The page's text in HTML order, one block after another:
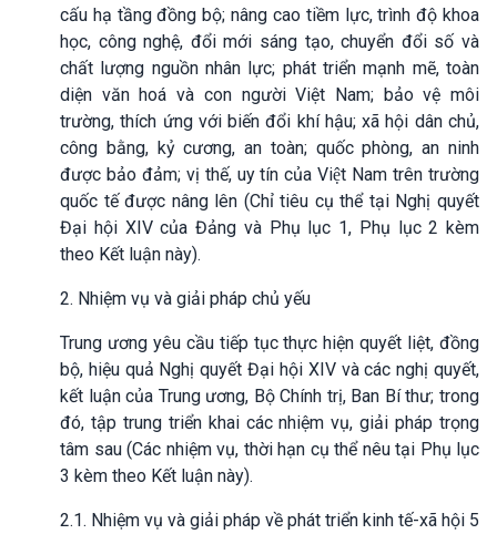
cấu hạ tầng đồng bộ; nâng cao tiềm lực, trình độ khoa
học, công nghệ, đổi mới sáng tạo, chuyển đổi số và
chất lượng nguồn nhân lực; phát triển mạnh mẽ, toàn
diện văn hoá và con người Việt Nam; bảo vệ môi
trường, thích ứng với biến đổi khí hậu; xã hội dân chủ,
công bằng, kỷ cương, an toàn; quốc phòng, an ninh
được bảo đảm; vị thế, uy tín của Việt Nam trên trường
quốc tế được nâng lên (Chỉ tiêu cụ thể tại Nghị quyết
Đại hội XIV của Đảng và Phụ lục 1, Phụ lục 2 kèm
theo Kết luận này).
2. Nhiệm vụ và giải pháp chủ yếu
Trung ương yêu cầu tiếp tục thực hiện quyết liệt, đồng
bộ, hiệu quả Nghị quyết Đại hội XIV và các nghị quyết,
kết luận của Trung ương, Bộ Chính trị, Ban Bí thư; trong
đó, tập trung triển khai các nhiệm vụ, giải pháp trọng
tâm sau (Các nhiệm vụ, thời hạn cụ thể nêu tại Phụ lục
3 kèm theo Kết luận này).
2.1. Nhiệm vụ và giải pháp về phát triển kinh tế-xã hội 5